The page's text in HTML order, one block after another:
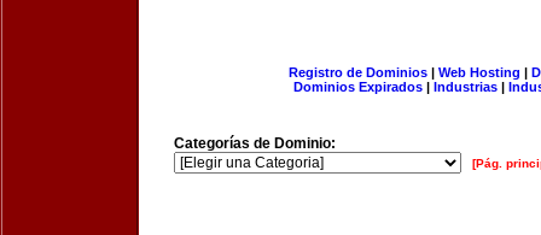
Registro de Dominios| Web Hosting |
Dominios Expirados | Industrias |
Categorías de Dominio:
[Pág.